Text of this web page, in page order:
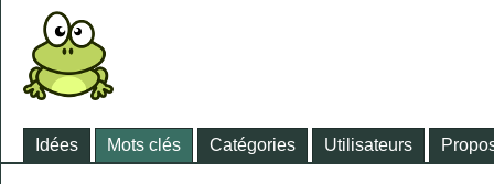
Idées Mots clés Catégories Utilisateurs